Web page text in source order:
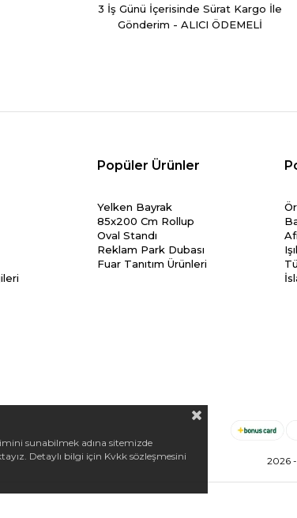
3 İş Günü İçerisinde Sürat Kargo İle
Gönderim - ALICI ÖDEMELİ
Popüler Ürünler
Yelken Bayrak
85x200 Cm Rollup
Oval Standı
Reklam Park Dubası
Fuar Tanıtım Ürünleri
2026 -
sunabilmek adına sitemizde
Detaylı bilgi için Kvkk sözleşmesini